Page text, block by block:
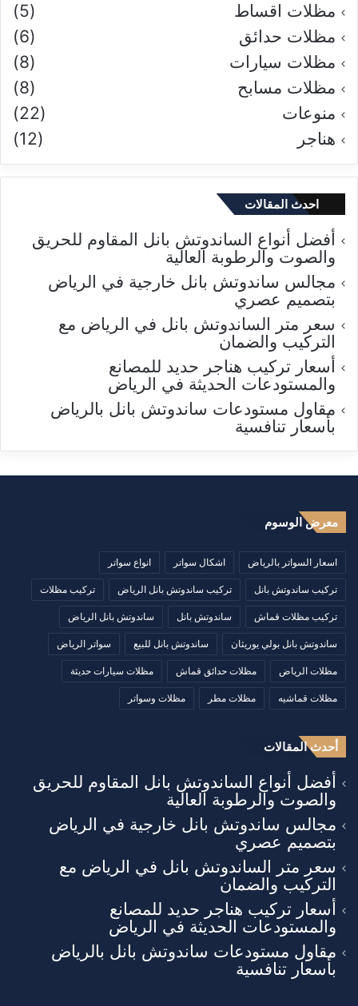
مظلات اقساط
(5)
مظلات حدائق
(6)
مظلات سيارات
(8)
مظلات مسابح
(8)
منوعات
(22)
هناجر
(12)
احدث المقالات
أفضل أنواع الساندوتش بانل المقاوم للحريق
والصوت والرطوبة العالية
مجالس ساندوتش بانل خارجية في الرياض
بتصميم عصري
سعر متر الساندوتش بانل في الرياض مع
التركيب والضمان
أسعار تركيب هناجر حديد للمصانع
والمستودعات الحديثة في الرياض
مقاول مستودعات ساندوتش بانل بالرياض
بأسعار تنافسية
معرض الوسوم
اسعار السواتر بالرياض اشكال سواتر انواع سواتر
تركيب ساندوتش بانل تركيب ساندوتش بانل الرياض تركيب مظلات
تركيب مظلات قماش ساندوتش بانل ساندوتش بانل الرياض
ساندوتش بانل بولي يوريثان ساندوتش بانل للبيع سواتر الرياض
مظلات الرياض مظلات حدائق قماش مظلات سيارات حديثة
مظلات قماشيه مظلات مطر مظلات وسواتر
أحدث المقالات
أفضل أنواع الساندوتش بانل المقاوم للحريق
والصوت والرطوبة العالية
مجالس ساندوتش بانل خارجية في الرياض
بتصميم عصري
سعر متر الساندوتش بانل في الرياض مع
التركيب والضمان
أسعار تركيب هناجر حديد للمصانع
والمستودعات الحديثة في الرياض
مقاول مستودعات ساندوتش بانل بالرياض
بأسعار تنافسية